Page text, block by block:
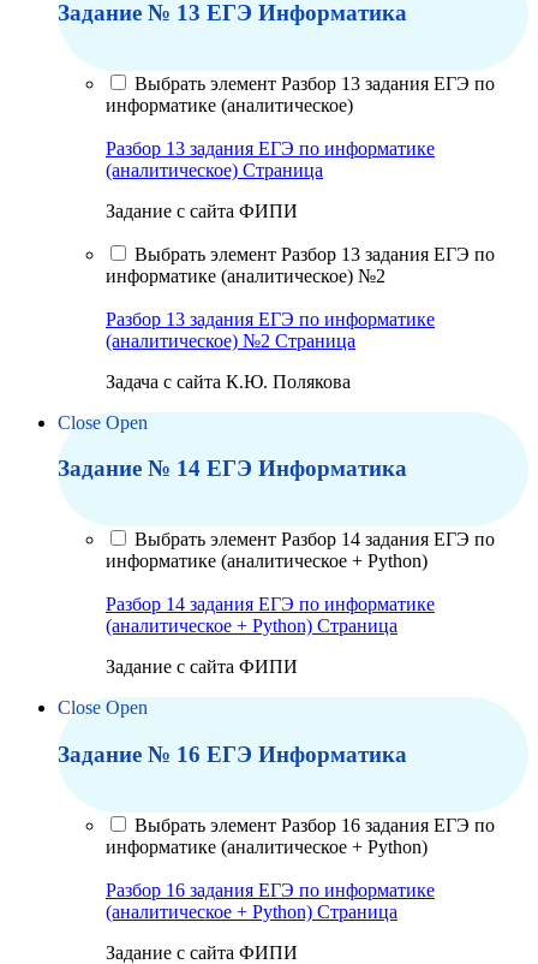
Задание № 13 ЕГЭ Информатика
Выбрать элемент Разбор 13 задания ЕГЭ по
информатике (аналитическое)
Разбор 13 задания ЕГЭ по информатике
(аналитическое) Страница
Задание с сайта ФИПИ
Выбрать элемент Разбор 13 задания ЕГЭ по
информатике (аналитическое) №2
Разбор 13 задания ЕГЭ по информатике
(аналитическое) №2 Страница
Задача с сайта К.Ю. Полякова
Close Open
Задание № 14 ЕГЭ Информатика
Выбрать элемент Разбор 14 задания ЕГЭ по
информатике (аналитическое + Python)
Разбор 14 задания ЕГЭ по информатике
(аналитическое + Python) Страница
Задание с сайта ФИПИ
Close Open
Задание № 16 ЕГЭ Информатика
Выбрать элемент Разбор 16 задания ЕГЭ по
информатике (аналитическое + Python)
Разбор 16 задания ЕГЭ по информатике
(аналитическое + Python) Страница
Задание с сайта ФИПИ